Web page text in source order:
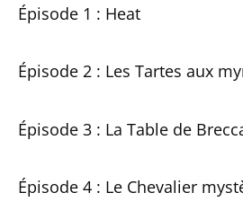
Épisode 1 : Heat
Épisode 2 : Les Tartes aux
Épisode 3 : La Table de
Épisode 4 : Le Chevalier